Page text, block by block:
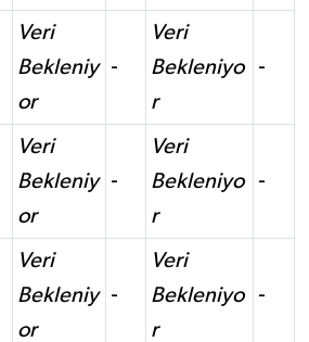
Veri
Bekleniy
or
-
Veri
Bekleniyo
r
-
Veri
Bekleniy
or
-
Veri
Bekleniyo
r
-
Veri
Bekleniy
or
-
Veri
Bekleniyo
r
-